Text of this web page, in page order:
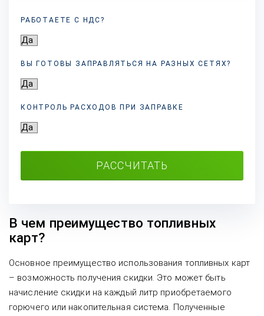
РАБОТАЕТЕ С НДС?
ВЫ ГОТОВЫ ЗАПРАВЛЯТЬСЯ НА РАЗНЫХСЕТЯХ?
КОНТРОЛЬ РАСХОДОВ ПРИ ЗАПРАВКЕ
РАССЧИТАТЬ
В чем преимущество топливных
карт?
Основное преимущество использования топливных карт
– возможность получения скидки. Это может быть
начисление скидки на каждый литр приобретаемого
горючего или накопительная система. Полученные